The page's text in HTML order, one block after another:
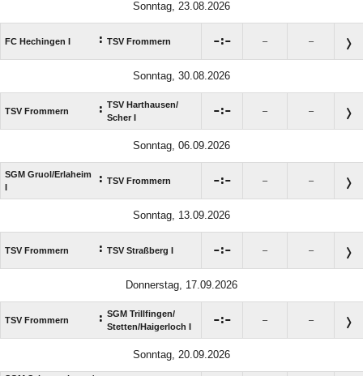
Sonntag, 23.08.2026
FC Hechingen I : TSV Frommern : – –
Sonntag, 30.08.2026
TSV Frommern : TSV Harthausen/​
Scher I
: – –
Sonntag, 06.09.2026
SGM Gruol/​Erlaheim
: TSV Frommern : – –
Sonntag, 13.09.2026
TSV Frommern : TSV Straßberg I : – –
Donnerstag, 17.09.2026
TSV Frommern : SGM Trillfingen/​
Stetten/​Haigerloch I
: – –
Sonntag, 20.09.2026